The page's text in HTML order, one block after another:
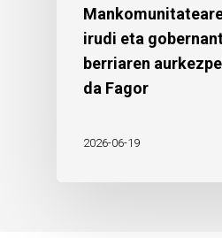
irudi eta
berriaren
da Fagor
2026-06-19